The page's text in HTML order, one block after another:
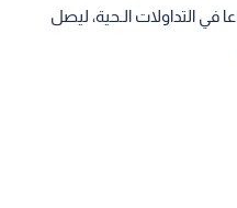
في التداولات الـحية، ليصل